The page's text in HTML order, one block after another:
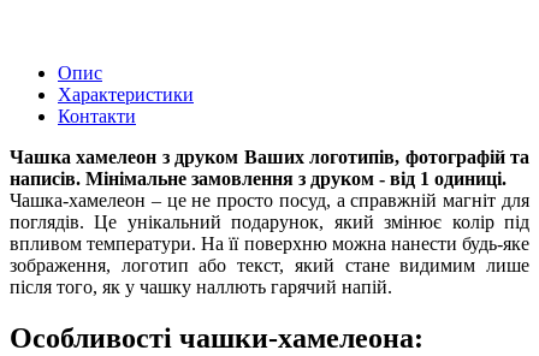
Опис
Характеристики
Контакти
Чашка хамелеон з друком Ваших логотипів, фотографій та
написів. Мінімальне замовлення з друком - від 1 одиниці.
Чашка-хамелеон – це не просто посуд, а справжній магніт для
поглядів. Це унікальний подарунок, який змінює колір під
впливом температури. На її поверхню можна нанести будь-яке
зображення, логотип або текст, який стане видимим лише
після того, як у чашку наллють гарячий напій.
Особливості чашки-хамелеона: